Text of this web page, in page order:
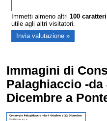
Immetti almeno altri100 caratteri
utile agli altri visitatori.
Immagini di
Palaghiaccio -da
Dicembre a